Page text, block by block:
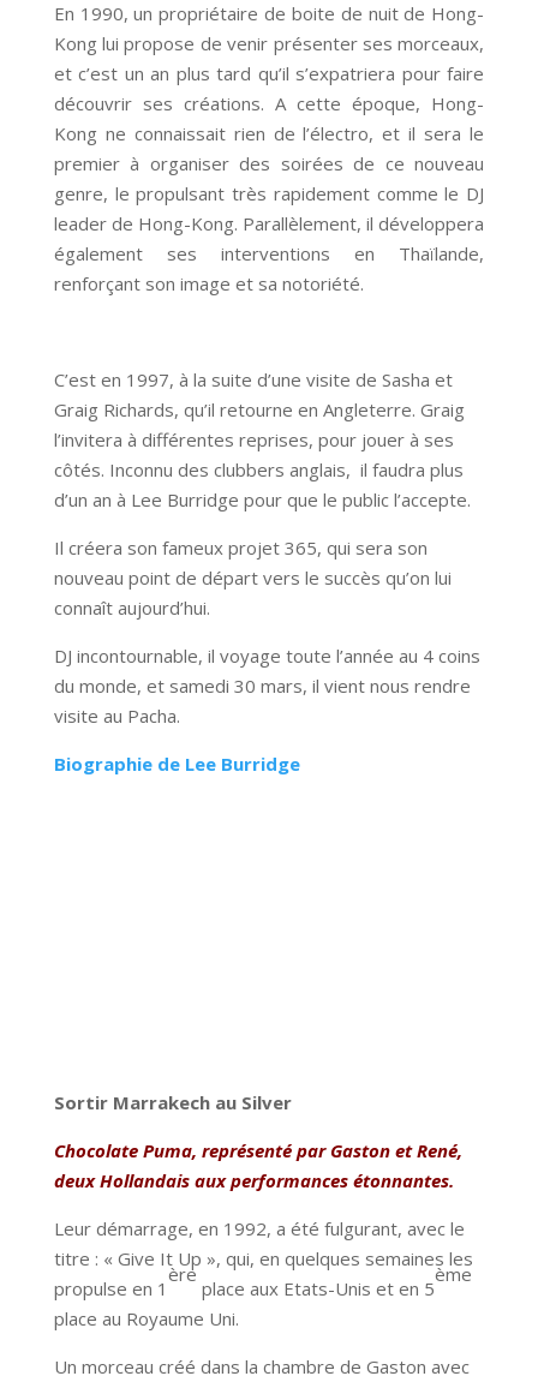
En 1990, un propriétaire de boite de nuit de Hong-
Kong lui propose de venir présenter ses morceaux,
et c’est un an plus tard qu’il s’expatriera pour faire
découvrir ses créations. A cette époque, Hong-
Kong ne connaissait rien de l’électro, et il sera le
premier à organiser des soirées de ce nouveau
genre, le propulsant très rapidement comme le DJ
leader de Hong-Kong. Parallèlement, il développera
également ses interventions en Thaïlande,
renforçant son image et sa notoriété.
C’est en 1997, à la suite d’une visite de Sasha et
Graig Richards, qu’il retourne en Angleterre. Graig
l’invitera à différentes reprises, pour jouer à ses
côtés. Inconnu des clubbers anglais, il faudra plus
d’un an à Lee Burridge pour que le public l’accepte.
Il créera son fameux projet 365, qui sera son
nouveau point de départ vers le succès qu’on lui
connaît aujourd’hui.
DJ incontournable, il voyage toute l’année au 4 coins
du monde, et samedi 30 mars, il vient nous rendre
visite au Pacha.
Biographie de Lee Burridge
Sortir Marrakech au Silver
Chocolate Puma, représenté par Gaston et René,
deux Hollandais aux performances étonnantes.
Leur démarrage, en 1992, a été fulgurant, avec le
titre : « Give It Up », qui, en quelques semaines les
propulse en 1
ère
place aux Etats-Unis et en 5
ème
place au Royaume Uni.
Un morceau créé dans la chambre de Gaston avec